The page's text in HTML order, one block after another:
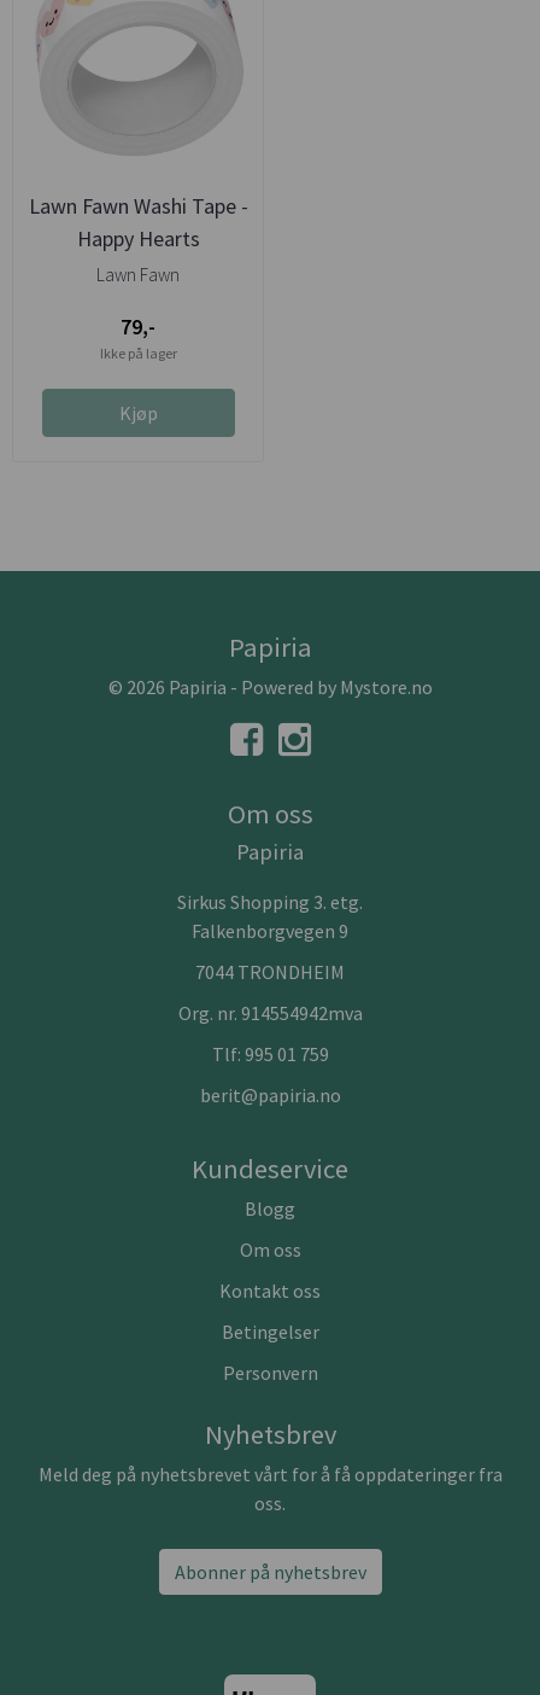
Lawn Fawn Washi Tape -
Happy Hearts
Lawn Fawn
79,-
Ikke på lager
Kjøp
Papiria
© 2026 Papiria - Powered by Mystore.no
Om oss
Papiria
Sirkus Shopping 3. etg.
Falkenborgvegen 9
7044 TRONDHEIM
Org. nr. 914554942mva
Tlf: 995 01 759
berit@papiria.no
Kundeservice
Blogg
Om oss
Kontakt oss
Betingelser
Personvern
Nyhetsbrev
Meld deg på nyhetsbrevet vårt for å få oppdateringer fra
oss.
Abonner på nyhetsbrev